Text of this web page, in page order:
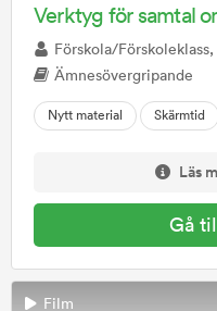
Verktyg för samtal
Förskola/Förskoleklass, 1-3, 4-6,
Ämnesövergripande
Nytt material Skärmtid
Läs
Gå
Film